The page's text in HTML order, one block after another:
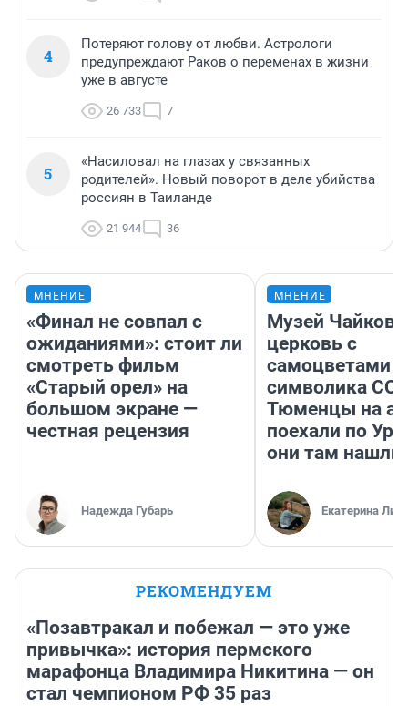
4
Потеряют голову от любви. Астрологи
предупреждают Раков о переменах в жизни
уже в августе
26 733 7
5
«Насиловал на глазах у связанных
родителей». Новый поворот в деле убийства
россиян в Таиланде
21 944 36
МНЕНИЕ
«Финал не совпал с
ожиданиями»: стоит ли
смотреть фильм
«Старый орел» на
большом экране —
честная рецензия
Надежда Губарь
МНЕНИЕ
Музей
церковь с
самоцветами
символика
Тюменцы на
поехали по
они там нашли
Екатерина
РЕКОМЕНДУЕМ
«Позавтракал и побежал — это уже
привычка»: история пермского
марафонца Владимира Никитина — он
стал чемпионом РФ 35 раз